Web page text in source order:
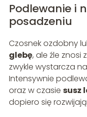
Podlewanie i
posadzeniu
Czosnek ozdobny
glebę, ale źle znosi
zwykle wystarcza
Intensywnie
oraz w czasie susz
dopiero się